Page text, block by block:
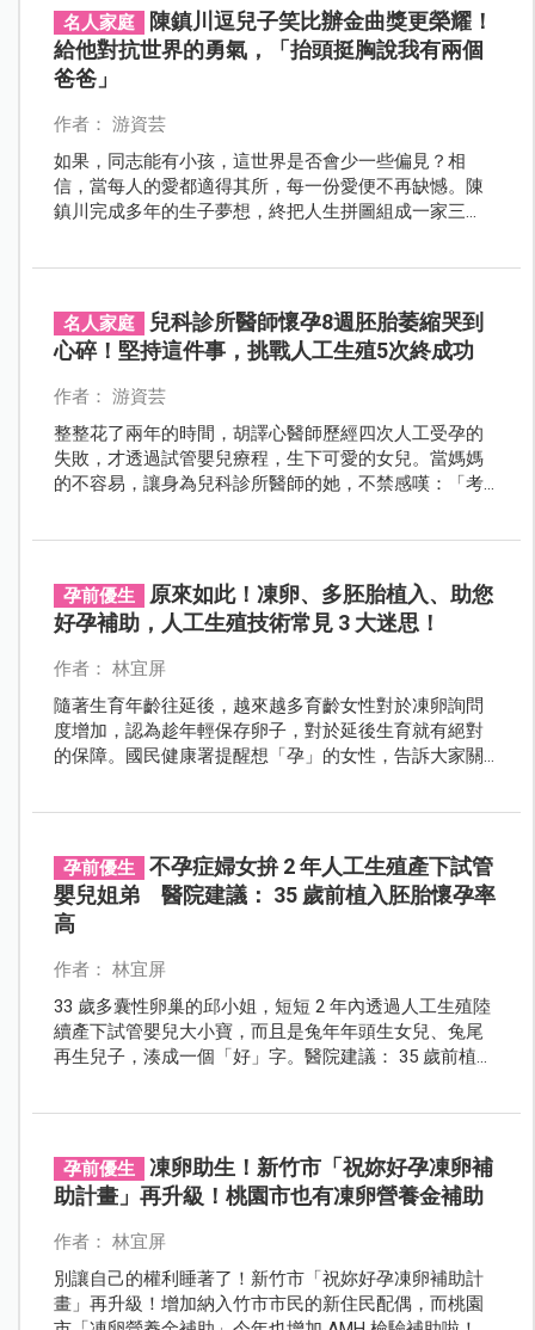
名人家庭
陳鎮川逗兒子笑比辦金曲獎更榮耀！
給他對抗世界的勇氣，「抬頭挺胸說我有兩個
爸爸」
作者： 游資芸
如果，同志能有小孩，這世界是否會少一些偏見？相
信，當每人的愛都適得其所，每一份愛便不再缺憾。陳
鎮川完成多年的生子夢想，終把人生拼圖組成一家三
名人家庭
兒科診所醫師懷孕8週胚胎萎縮哭到
心碎！堅持這件事，挑戰人工生殖5次終成功
作者： 游資芸
整整花了兩年的時間，胡譯心醫師歷經四次人工受孕的
失敗，才透過試管嬰兒療程，生下可愛的女兒。當媽媽
的不容易，讓身為兒科診所醫師的她，不禁感嘆：「考
孕前優生
原來如此！凍卵、多胚胎植入、助您
好孕補助，人工生殖技術常見 3 大迷思！
作者： 林宜屏
隨著生育年齡往延後，越來越多育齡女性對於凍卵詢問
度增加，認為趁年輕保存卵子，對於延後生育就有絕對
的保障。國民健康署提醒想「孕」的女性，告訴大家關
孕前優生
不孕症婦女拚 2 年人工生殖產下試管
嬰兒姐弟 醫院建議： 35 歲前植入胚胎懷孕率
高
作者： 林宜屏
33 歲多囊性卵巢的邱小姐，短短 2 年內透過人工生殖陸
續產下試管嬰兒大小寶，而且是兔年年頭生女兒、兔尾
再生兒子，湊成一個「好」字。醫院建議： 35 歲前植入
孕前優生
凍卵助生！新竹市「祝妳好孕凍卵補
助計畫」再升級！桃園市也有凍卵營養金補助
作者： 林宜屏
別讓自己的權利睡著了！新竹市「祝妳好孕凍卵補助計
畫」再升級！增加納入竹市市民的新住民配偶，而桃園